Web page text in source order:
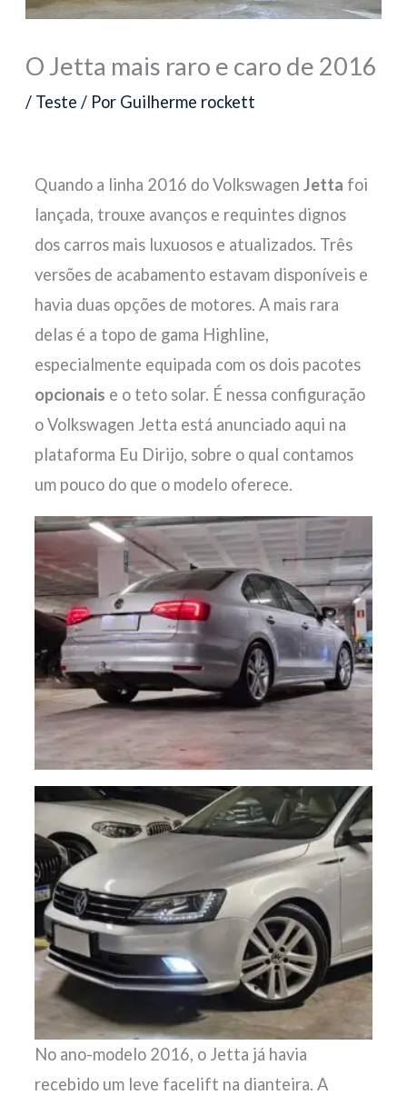
O Jetta mais raro e caro de 2016
/ Teste / Por Guilherme rockett
Quando a linha 2016 do VolkswagenJetta foi
lançada, trouxe avanços e requintes dignos
dos carros mais luxuosos e atualizados. Três
versões de acabamento estavam disponíveis e
havia duas opções de motores. A mais rara
delas é a topo de gama Highline,
especialmente equipada com os dois pacotes
opcionais e o teto solar. É nessa configuração
o Volkswagen Jetta está anunciado aqui na
plataforma Eu Dirijo, sobre o qual contamos
um pouco do que o modelo oferece.
No ano-modelo 2016, o Jetta já havia
recebido um leve facelift na dianteira. A